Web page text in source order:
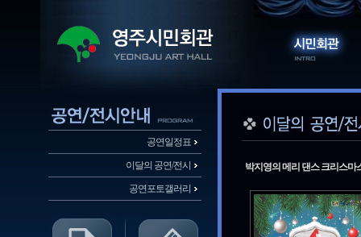
공연일정표
이달의 공연/전시
공연포토갤러리
박지영의 메리 댄스 크리스마